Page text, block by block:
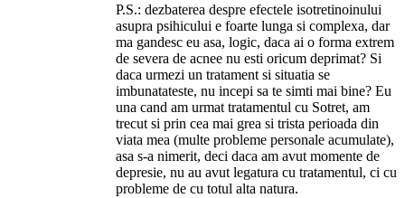
P.S.: dezbaterea despre efectele isotretinoinului
asupra psihicului e foarte lunga si complexa, dar
ma gandesc eu asa, logic, daca ai o forma extrem
de severa de acnee nu esti oricum deprimat? Si
daca urmezi un tratament si situatia se
imbunatateste, nu incepi sa te simti mai bine? Eu
una cand am urmat tratamentul cu Sotret, am
trecut si prin cea mai grea si trista perioada din
viata mea (multe probleme personale acumulate),
asa s-a nimerit, deci daca am avut momente de
depresie, nu au avut legatura cu tratamentul, ci cu
probleme de cu totul alta natura.